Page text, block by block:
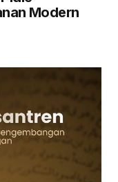
Modern